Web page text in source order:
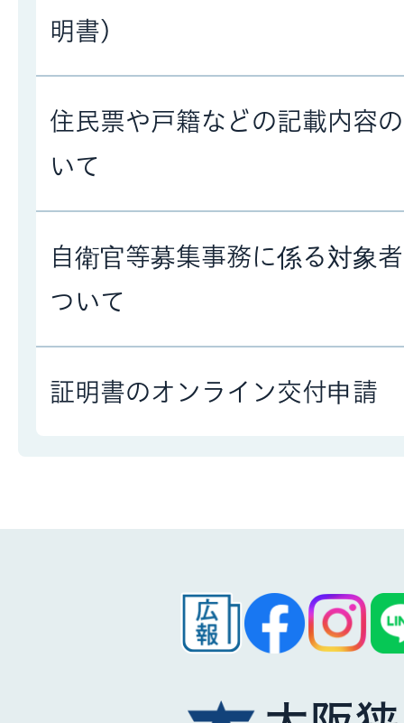
明書)
住民票や戸籍などの記載内容
いて
自衛官等募集事務に係る対象
ついて
証明書のオンライン交付申請